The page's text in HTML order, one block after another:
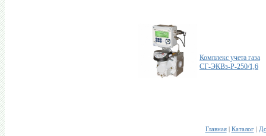
Комплекс учета газа
СГ-ЭКВз-Р-250/1,6
Главная| Каталог|